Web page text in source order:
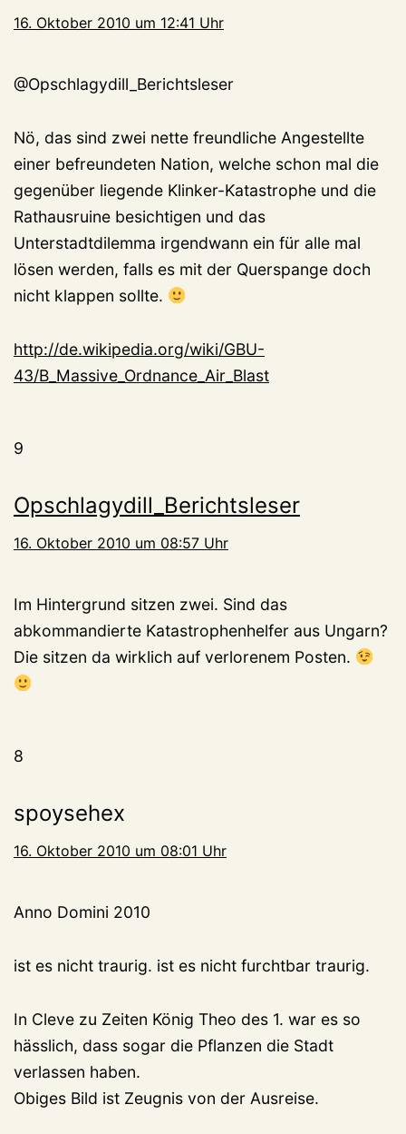
16. Oktober 2010 um 12:41 Uhr
@Opschlagydill_Berichtsleser
Nö, das sind zwei nette freundliche Angestellte
einer befreundeten Nation, welche schon mal die
gegenüber liegende Klinker-Katastrophe und die
Rathausruine besichtigen und das
Unterstadtdilemma irgendwann ein für alle mal
lösen werden, falls es mit der Querspange doch
nicht klappen sollte.
http://de.wikipedia.org/wiki/GBU-
43/B_Massive_Ordnance_Air_Blast
9
Opschlagydill_Berichtsleser
16. Oktober 2010 um 08:57 Uhr
Im Hintergrund sitzen zwei. Sind das
abkommandierte Katastrophenhelfer aus Ungarn?
Die sitzen da wirklich auf verlorenem Posten.
8
spoysehex
16. Oktober 2010 um 08:01 Uhr
Anno Domini 2010
ist es nicht traurig. ist es nicht furchtbar traurig.
In Cleve zu Zeiten König Theo des 1. war es so
hässlich, dass sogar die Pflanzen die Stadt
verlassen haben.
Obiges Bild ist Zeugnis von der Ausreise.